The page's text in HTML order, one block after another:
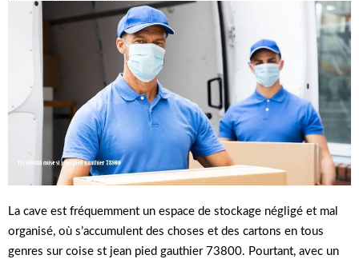
La cave est fréquemment un espace de stockage négligé et mal
organisé, où s’accumulent des choses et des cartons en tous
genres sur coise st jean pied gauthier 73800. Pourtant, avec un